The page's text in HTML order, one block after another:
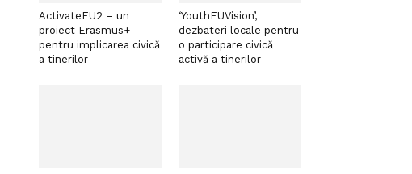
ActivateEU2 – un
proiect Erasmus+
pentru implicarea civică
a tinerilor
‘YouthEUVision’,
dezbateri locale pentru
o participare civică
activă a tinerilor